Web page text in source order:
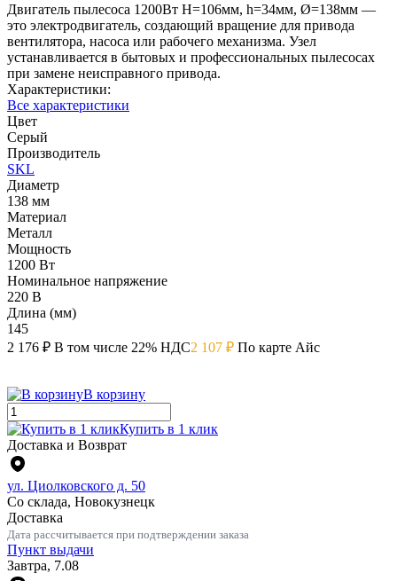
Двигатель пылесоса 1200Вт H=106мм, h=34мм, Ø=138мм —
это электродвигатель, создающий вращение для привода
вентилятора, насоса или рабочего механизма. Узел
устанавливается в бытовых и профессиональных пылесосах
при замене неисправного привода.
Характеристики:
Все характеристики
Цвет
Серый
Производитель
SKL
Диаметр
138 мм
Материал
Металл
Мощность
1200 Вт
Номинальное напряжение
220 В
Длина (мм)
145
2 176 ₽ В том числе 22% НДС2 107 ₽ По карте Айс
В корзину
Купить в 1 клик
Доставка и Возврат
ул. Циолковского д. 50
Со склада, Новокузнецк
Доставка
Дата рассчитывается при подтверждении заказа
Пункт выдачи
Завтра, 7.08